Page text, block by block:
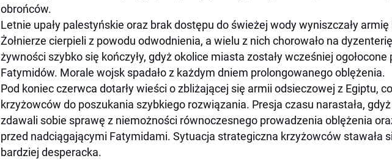
obrońców.
Letnie upały palestyńskie oraz brak dostępu do świeżej wody wyniszczały
Żołnierze cierpieli z powodu odwodnienia, a wielu z nich chorowało na
żywności szybko się kończyły, gdyż okolice miasta zostały wcześniej ogołocone
Fatymidów. Morale wojsk spadało z każdym dniem prolongowanego oblężenia.
Pod koniec czerwca dotarły wieści o zbliżającej się armii odsieczowej z Egiptu,
krzyżowców do poszukania szybkiego rozwiązania. Presja czasu narastała,
zdawali sobie sprawę z niemożności równoczesnego prowadzenia oblężenia
przed nadciągającymi Fatymidami. Sytuacja strategiczna krzyżowców stawała
bardziej desperacka.